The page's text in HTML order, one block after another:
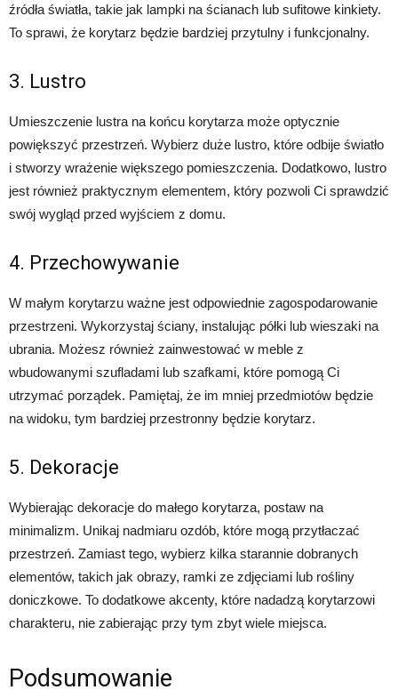
źródła światła, takie jak lampki na ścianach lub sufitowe kinkiety.
To sprawi, że korytarz będzie bardziej przytulny i funkcjonalny.
3. Lustro
Umieszczenie lustra na końcu korytarza może optycznie
powiększyć przestrzeń. Wybierz duże lustro, które odbije światło
i stworzy wrażenie większego pomieszczenia. Dodatkowo, lustro
jest również praktycznym elementem, który pozwoli Ci sprawdzić
swój wygląd przed wyjściem z domu.
4. Przechowywanie
W małym korytarzu ważne jest odpowiednie zagospodarowanie
przestrzeni. Wykorzystaj ściany, instalując półki lub wieszaki na
ubrania. Możesz również zainwestować w meble z
wbudowanymi szufladami lub szafkami, które pomogą Ci
utrzymać porządek. Pamiętaj, że im mniej przedmiotów będzie
na widoku, tym bardziej przestronny będzie korytarz.
5. Dekoracje
Wybierając dekoracje do małego korytarza, postaw na
minimalizm. Unikaj nadmiaru ozdób, które mogą przytłaczać
przestrzeń. Zamiast tego, wybierz kilka starannie dobranych
elementów, takich jak obrazy, ramki ze zdjęciami lub rośliny
doniczkowe. To dodatkowe akcenty, które nadadzą korytarzowi
charakteru, nie zabierając przy tym zbyt wiele miejsca.
Podsumowanie